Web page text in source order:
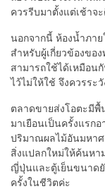
ควรรีบมาตั้งแต่เช้าจ
นอกจากนี้ ห้องน้ำภาย
สำหรับผู้เกี่ยวข้องขอ
สามารถใช้ได้เหมือน
ไว้ไม่ให้ใช้ จึงควรระ
ตลาดขายส่งโอตะมีพื้
มาเยือนเป็นครั้งแรก
ปริมาณผลไม้อันมหาศ
สิ่งแปลกใหม่ให้ค้นหา
ญี่ปุ่นและตู้เย็นขนาดยั
ครั้งในชีวิตค่ะ